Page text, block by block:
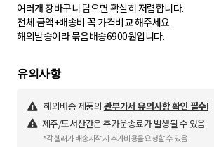
여러개 장바구니 담으면 확실히 저렴합니다.
전체 금액+배송비 꼭 가격비교 해주세요
해외발송이라 묶음배송6900원입니다.
유의사항
해외배송 제품의 관부가세 유의사항 확인 필수!
제주/도서산간은 추가운송료가 발생될 수 있음
*각 셀러가 배송시작 시 추가비용을 요청할 수 있음